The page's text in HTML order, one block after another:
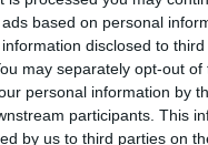
based on personal
disclosed to
may separately opt-out of
personal information by
participants. This
by us to third parties on
Vitali ha coordinato la
del mercato
la linea editoriale
Capo redattore
un tratto
conserva ancora